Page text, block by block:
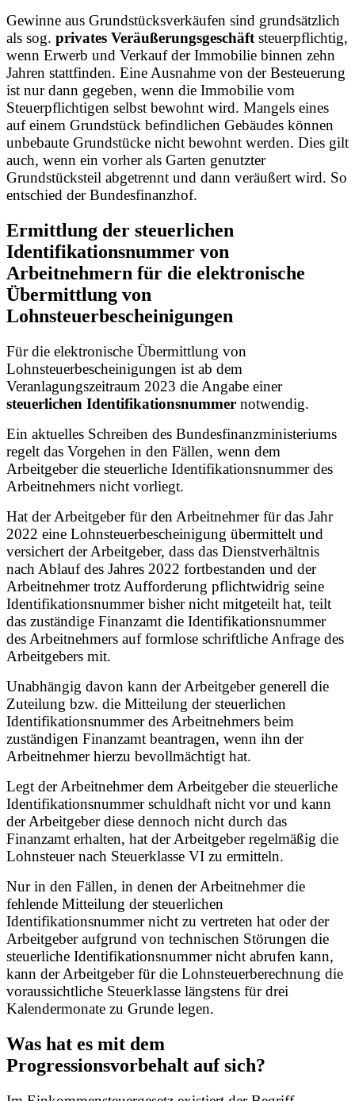
Gewinne aus Grundstücksverkäufen sind grundsätzlich
als sog. privates Veräußerungsgeschäftsteuerpflichtig,
wenn Erwerb und Verkauf der Immobilie binnen zehn
Jahren stattfinden. Eine Ausnahme von der Besteuerung
ist nur dann gegeben, wenn die Immobilie vom
Steuerpflichtigen selbst bewohnt wird. Mangels eines
auf einem Grundstück befindlichen Gebäudes können
unbebaute Grundstücke nicht bewohnt werden. Dies gilt
auch, wenn ein vorher als Garten genutzter
Grundstücksteil abgetrennt und dann veräußert wird. So
entschied der Bundesfinanzhof.
Ermittlung der steuerlichen
Identifikationsnummer von
Arbeitnehmern für die elektronische
Übermittlung von
Lohnsteuerbescheinigungen
Für die elektronische Übermittlung von
Lohnsteuerbescheinigungen ist ab dem
Veranlagungszeitraum 2023 die Angabe einer
steuerlichen Identifikationsnummer notwendig.
Ein aktuelles Schreiben des Bundesfinanzministeriums
regelt das Vorgehen in den Fällen, wenn dem
Arbeitgeber die steuerliche Identifikationsnummer des
Arbeitnehmers nicht vorliegt.
Hat der Arbeitgeber für den Arbeitnehmer für das Jahr
2022 eine Lohnsteuerbescheinigung übermittelt und
versichert der Arbeitgeber, dass das Dienstverhältnis
nach Ablauf des Jahres 2022 fortbestanden und der
Arbeitnehmer trotz Aufforderung pflichtwidrig seine
Identifikationsnummer bisher nicht mitgeteilt hat, teilt
das zuständige Finanzamt die Identifikationsnummer
des Arbeitnehmers auf formlose schriftliche Anfrage des
Arbeitgebers mit.
Unabhängig davon kann der Arbeitgeber generell die
Zuteilung bzw. die Mitteilung der steuerlichen
Identifikationsnummer des Arbeitnehmers beim
zuständigen Finanzamt beantragen, wenn ihn der
Arbeitnehmer hierzu bevollmächtigt hat.
Legt der Arbeitnehmer dem Arbeitgeber die steuerliche
Identifikationsnummer schuldhaft nicht vor und kann
der Arbeitgeber diese dennoch nicht durch das
Finanzamt erhalten, hat der Arbeitgeber regelmäßig die
Lohnsteuer nach Steuerklasse VI zu ermitteln.
Nur in den Fällen, in denen der Arbeitnehmer die
fehlende Mitteilung der steuerlichen
Identifikationsnummer nicht zu vertreten hat oder der
Arbeitgeber aufgrund von technischen Störungen die
steuerliche Identifikationsnummer nicht abrufen kann,
kann der Arbeitgeber für die Lohnsteuerberechnung die
voraussichtliche Steuerklasse längstens für drei
Kalendermonate zu Grunde legen.
Was hat es mit dem
Progressionsvorbehalt auf sich?